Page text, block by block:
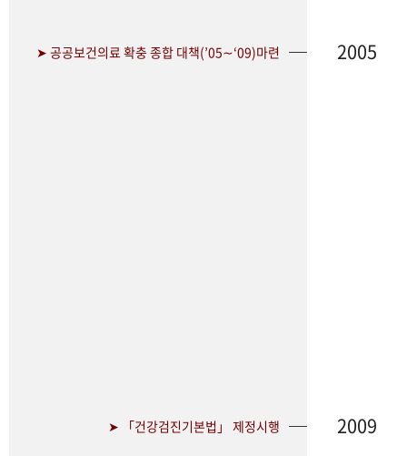
➤ 공공보건의료 확충 종합 대책(’05∼‘09)마련 2005
➤ 「건강검진기본법」 제정시행 2009